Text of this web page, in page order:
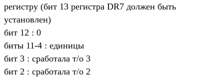
регистру (бит 13 регистра DR7 должен быть
установлен)
бит 12 : 0
биты 11-4 : единицы
бит 3 : сработала т/о 3
бит 2 : сработала т/о 2